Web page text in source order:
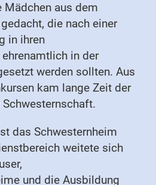
Mädchen aus dem
die nach einer
in ihren
in der
werden sollten. Aus
kam lange Zeit der
das Schwesternheim
weitete sich
und die Ausbildung